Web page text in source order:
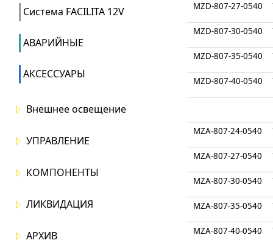
Система FACILITA 12V
АВАРИЙНЫЕ
АКСЕССУАРЫ
Внешнее освещение
УПРАВЛЕНИЕ
КОМПОНЕНТЫ
ЛИКВИДАЦИЯ
АРХИВ
MZD-807-27-0540
MZD-807-30-0540
MZD-807-35-0540
MZD-807-40-0540
MZA-807-24-0540
MZA-807-27-0540
MZA-807-30-0540
MZA-807-35-0540
MZA-807-40-0540